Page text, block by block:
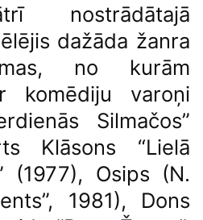
nostrādātajā
dažāda žanra
no kurām
komēdiju varoņi
Silmačos”
Klāsons “Lielā
(1977), Osips (N.
1981), Dons